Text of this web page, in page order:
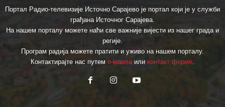
Портал Радио-телевизије Источно Сарајево је портал који је у служби
грађана Источног Сарајева.
На нашем порталу можете наћи све важније вијести из нашег града и
регије.
Програм радија можете пратити и уживо на нашем порталу.
Контактирајте нас путем е-маилаили контакт форме.